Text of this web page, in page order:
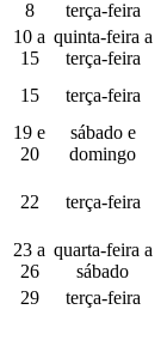
8 terça-feira
10 a
15
quinta-feira a
terça-feira
15 terça-feira
19 e
20
sábado e
domingo
22 terça-feira
23 a
26
quarta-feira a
sábado
29
terça-feira